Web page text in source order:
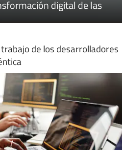
digital de las
de los desarrolladores